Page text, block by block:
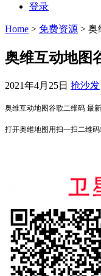
登录
Home > 免费资源 > 奥
奥维互动地图
2021年4月25日 抢沙发
奥维互动地图谷歌二维码 最
打开奥维地图用扫一扫二维